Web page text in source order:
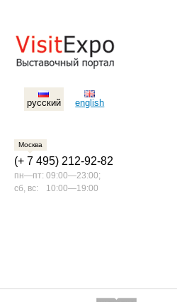
русский english
Москва
(+ 7 495) 212-92-82
пн—пт: 09:00—23:00;
сб, вс:
10:00—19:00